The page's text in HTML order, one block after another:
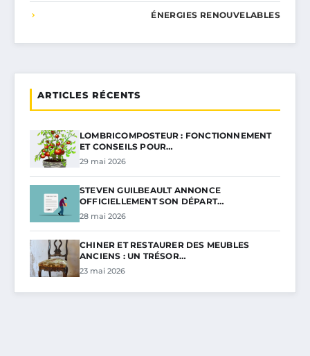
ÉNERGIES RENOUVELABLES
ARTICLES RÉCENTS
LOMBRICOMPOSTEUR : FONCTIONNEMENT
ET CONSEILS POUR…
29 mai 2026
STEVEN GUILBEAULT ANNONCE
OFFICIELLEMENT SON DÉPART…
28 mai 2026
CHINER ET RESTAURER DES MEUBLES
ANCIENS : UN TRÉSOR…
23 mai 2026